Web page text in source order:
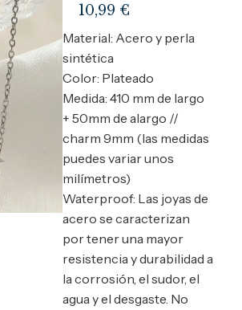
10,99 €
Material: Acero y perla
sintética
Color: Plateado
Medida: 410 mm de largo
+ 50mm de alargo //
charm 9mm (las medidas
puedes variar unos
milímetros)
Waterproof: Las joyas de
acero se caracterizan
por tener una mayor
resistencia y durabilidad a
la corrosión, el sudor, el
agua y el desgaste. No